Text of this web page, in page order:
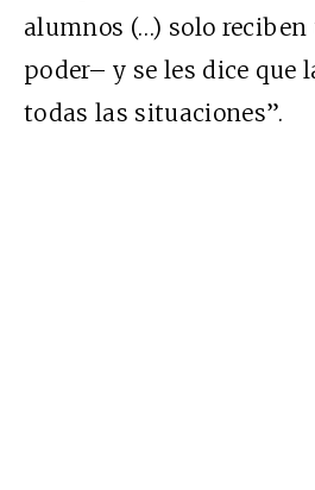
alumnos (…) solo
poder– y se les dice que
todas las situaciones”.